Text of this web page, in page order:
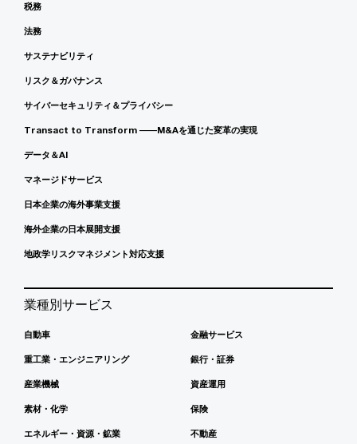
税務
法務
サステナビリティ
リスク＆ガバナンス
サイバーセキュリティ＆プライバシー
Transact to Transform ――M&Aを通じた変革の実現
データ＆AI
マネージドサービス
日本企業の海外事業支援
海外企業の日本展開支援
地政学リスクマネジメント対応支援
業種別サービス
自動車
重工業・エンジニアリング
産業機械
素材・化学
エネルギー・資源・鉱業
金融サービス
銀行・証券
資産運用
保険
不動産